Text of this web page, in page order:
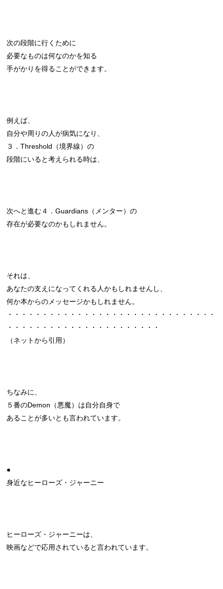
次の段階に行くために
必要なものは何なのかを知る
手がかりを得ることができます。
例えば、
自分や周りの人が病気になり、
３．Threshold（境界線）の
段階にいると考えられる時は、
次へと進む４．Guardians（メンター）の
存在が必要なのかもしれません。
それは、
あなたの支えになってくれる人かもしれませんし、
何か本からのメッセージかもしれません。
・・・・・・・・・・・・・・・・・・・・・・・・・・・・・・
・・・・・・・・・・・・・・・・・・・・・・
（ネットから引用）
ちなみに、
５番のDemon（悪魔）は自分自身で
あることが多いとも言われています。
●
身近なヒーローズ・ジャーニー
ヒーローズ・ジャーニーは、
映画などで応用されていると言われています。